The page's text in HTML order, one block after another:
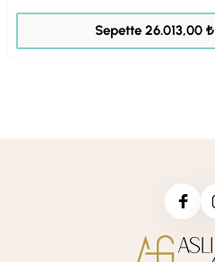
Sepette 26.013,00 ₺